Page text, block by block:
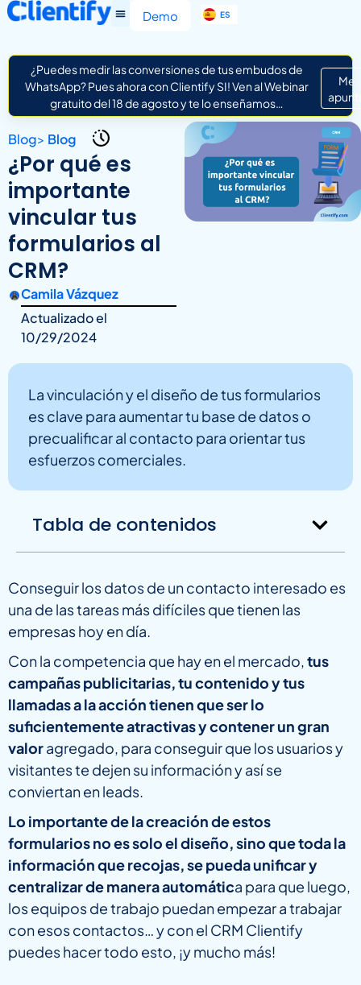
Demo ES
IT
¿Puedes medir las conversiones de tus embudos de
WhatsApp? Pues ahora con Clientify SI! Ven al Webinar
gratuito del 18 de agosto y te lo enseñamos…
Me
Blog> Blog
¿Por qué es
importante
vincular tus
formularios al
CRM?
Camila Vázquez
Actualizado el
10/29/2024
La vinculación y el diseño de tus formularios
es clave para aumentar tu base de datos o
precualificar al contacto para orientar tus
esfuerzos comerciales.
Tabla de contenidos
Conseguir los datos de un contacto interesado es
una de las tareas más difíciles que tienen las
empresas hoy en día.
Con la competencia que hay en el mercado,tus
campañas publicitarias, tu contenido y tus
llamadas a la acción tienen que ser lo
suficientemente atractivas y contener un gran
valoragregado, para conseguir que los usuarios y
visitantes te dejen su información y así se
conviertan en leads.
Lo importante de la creación de estos
formularios no es solo el diseño, sino que toda la
información que recojas, se pueda unificar y
centralizar de manera automática para que luego,
los equipos de trabajo puedan empezar a trabajar
con esos contactos… y con el CRM Clientify
puedes hacer todo esto, ¡y mucho más!